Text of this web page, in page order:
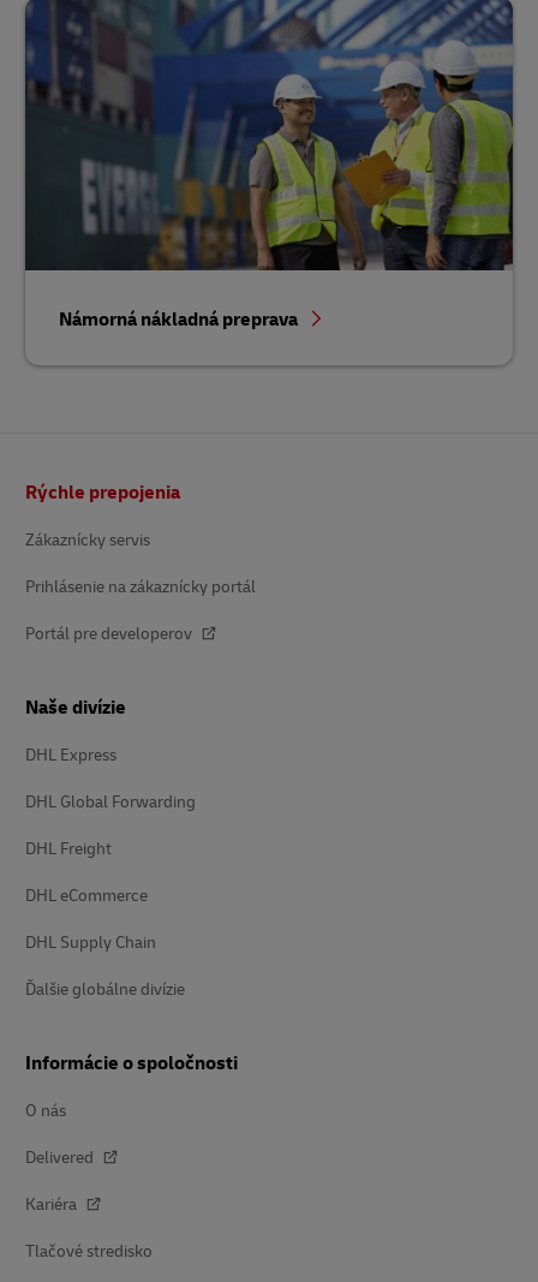
Námorná nákladná preprava
Rýchle prepojenia
Zákaznícky servis
Prihlásenie na zákaznícky portál
Portál pre developerov
Naše divízie
DHL Express
DHL Global Forwarding
DHL Freight
DHL eCommerce
DHL Supply Chain
Ďalšie globálne divízie
Informácie o spoločnosti
O nás
Delivered
Kariéra
Tlačové stredisko